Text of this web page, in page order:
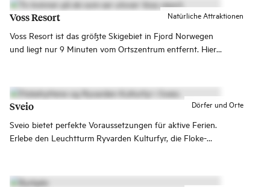
Natürliche Attraktionen
Voss Resort
Voss Resort ist das größte Skigebiet in Fjord Norwegen
und liegt nur 9 Minuten vom Ortszentrum entfernt. Hier
Dörfer und Orte
Sveio
Sveio bietet perfekte Voraussetzungen für aktive Ferien.
Erlebe den Leuchtturm Ryvarden Kulturfyr, die Floke-